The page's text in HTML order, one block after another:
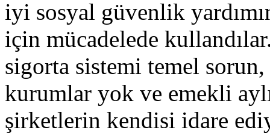
iyi sosyal güvenlik
için mücadelede
sigorta sistemi temel
kurumlar yok ve emekli
şirketlerin kendisi idare